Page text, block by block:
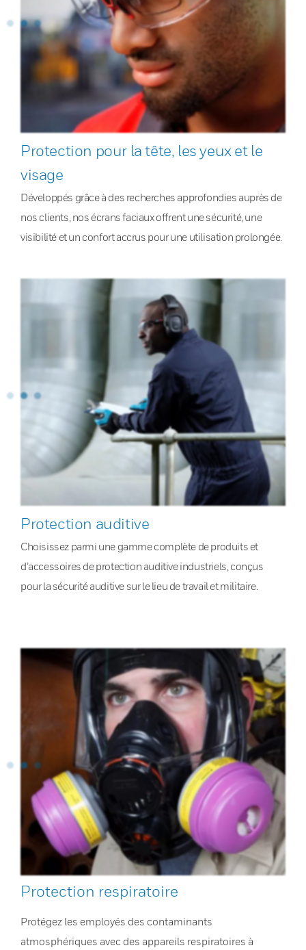
Protection pour la tête, les yeux et le
visage
Développés grâce à des recherches approfondies auprès de
nos clients, nos écrans faciaux offrent une sécurité, une
visibilité et un confort accrus pour une utilisation prolongée.
Protection auditive
Choisissez parmi une gamme complète de produits et
d’accessoires de protection auditive industriels, conçus
pour la sécurité auditive sur le lieu de travail et militaire.
Protection respiratoire
Protégez les employés des contaminants
atmosphériques avec des appareils respiratoires à